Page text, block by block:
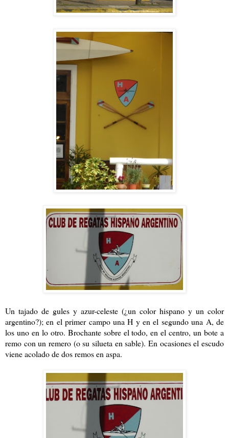
Un tajado de gules y azur-celeste (¿un color hispano y un color
argentino?); en el primer campo una H y en el segundo una A, de
los uno en lo otro. Brochante sobre el todo, en el centro, un bote a
remo con un remero (o su silueta en sable). En ocasiones el escudo
viene acolado de dos remos en aspa.